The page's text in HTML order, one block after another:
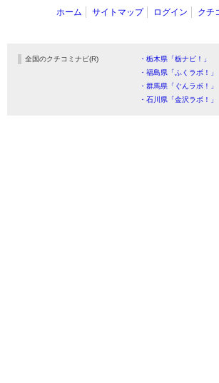
ホーム サイトマップ ログイン クチ
全国のクチコミナビ(R) ・栃木県「栃ナビ！」
・福島県「ふくラボ！」
・群馬県「ぐんラボ！」
・石川県「金沢ラボ！」